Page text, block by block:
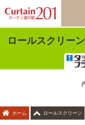
ロールスクリーン
ホーム ロールスクリーン